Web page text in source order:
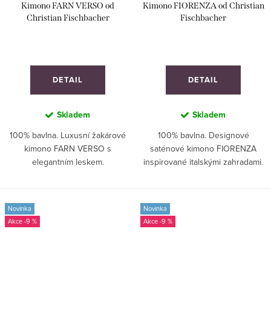
Kimono FARN VERSO od
Christian Fischbacher
DETAIL
Skladem
100% bavlna. Luxusní žakárové
kimono FARN VERSO s
elegantním leskem.
Kimono FIORENZA od Christian
Fischbacher
DETAIL
Skladem
100% bavlna. Designové
saténové kimono FIORENZA
inspirované italskými zahradami.
Novinka
-9 %
Novinka
-9 %